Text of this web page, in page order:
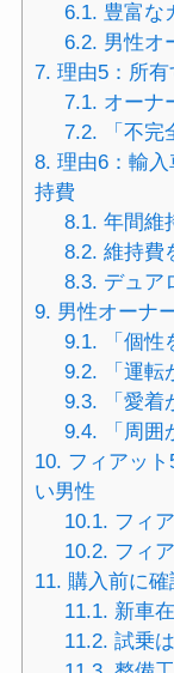
6.1. 豊富な
6.2. 男性オ
7. 理由5：所
7.1. オーナ
7.2. 「不完
8. 理由6：輸
持費
8.1. 年間維
8.2. 維持費
8.3. デュア
9. 男性オーナ
9.1. 「個性
9.2. 「運転
9.3. 「愛着
9.4. 「周囲
10. フィアッ
い男性
10.1. フィ
10.2. フィ
11. 購入前に確
11.1. 新車
11.2. 試乗